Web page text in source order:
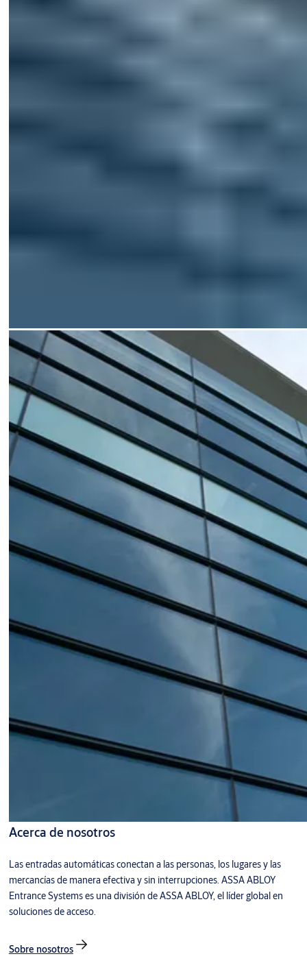
Acerca de nosotros
Las entradas automáticas conectan a las personas, los lugares y las
mercancías de manera efectiva y sin interrupciones. ASSA ABLOY
Entrance Systems es una división de ASSA ABLOY, el líder global en
soluciones de acceso.
Sobre nosotros